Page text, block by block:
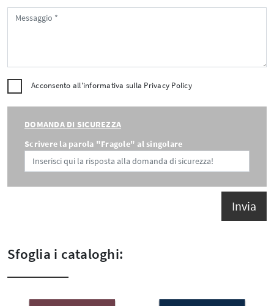
Acconsento all'informativa sulla Privacy Policy
DOMANDA DI SICUREZZA
Scrivere la parola "Fragole" al singolare
Invia
Sfoglia i cataloghi: